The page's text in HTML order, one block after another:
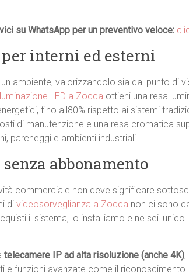
su WhatsApp per un preventivo veloce:
interni ed esterni
ambiente, valorizzandolo sia dal punto di
LED a Zocca ottieni una resa
fino all80% rispetto ai sistemi
di manutenzione e una resa cromatica
parcheggi e ambienti industriali.
abbonamento
commerciale non deve significare
di videosorveglianza a Zocca non ci sono
il sistema, lo installiamo e ne sei lunico
telecamere IP ad alta risoluzione (anche 4K)
e funzioni avanzate come il riconoscimento